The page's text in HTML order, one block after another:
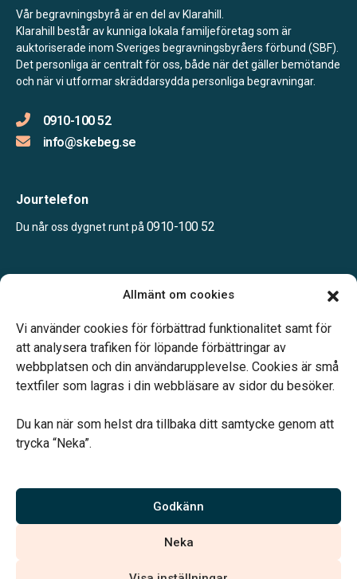
Allmänt om cookies
Vi använder cookies för förbättrad funktionalitet samt för
att analysera trafiken för löpande förbättringar av
webbplatsen och din användarupplevelse. Cookies är små
textfiler som lagras i din webbläsare av sidor du besöker.
Du kan när som helst dra tillbaka ditt samtycke genom att
trycka “Neka”.
Godkänn
Neka
Vår begravningsbyrå är en del av Klarahill.
Klarahill består av kunniga lokala familjeföretag som är
auktoriserade inom Sveriges begravningsbyråers förbund (SBF).
Det personliga är centralt för oss, både när det gäller bemötande
och när vi utformar skräddarsydda personliga begravningar.
0910-100 52
info@skebeg.se
Jourtelefon
Du når oss dygnet runt på 0910-100 52
Lunchstängt 12.00 – 12.45
Vårt systerbolag Verahill hjälper dig med familjejuridiken –
Vi är auktoriserade av Sveriges Begravningsbyråers Förbund och
har högt ställda krav på utbildning, kvalitet, miljö och arbetsmiljö.